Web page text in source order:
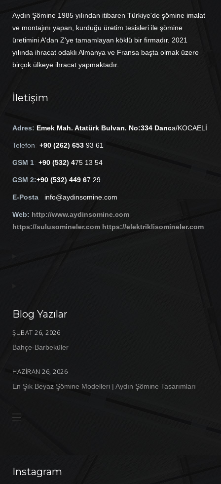
Aydın Şömine 1985 yılından itibaren Türkiye'de şömine imalat
ve montajını yapan, kurduğu üretim tesisleri ile şömine
üretimini A'dan Z'ye tamamlayan köklü bir firmadır. 2021
yılında ihracat odaklı Almanya ve Fransa başta olmak üzere
birçok ülkeye ihracat yapmaktadır.
İletişim
Adres: Emek Mah. Atatürk Bulvarı. No:334 Darıca/KOCAELİ
Telefon +90 (262) 653 93 61
GSM 1 +90 (532) 475 13 54
GSM 2:+90 (532) 449 67 29
E-Posta info@aydinsomine.com
Web: http://www.aydinsomine.com
https://sulusomineler.com https://elektriklisomineler.com
Blog Yazılar
ŞUBAT 26, 2026
Bahçe-Barbeküler
HAZIRAN 26, 2026
En Şık Beyaz Şömine Modelleri | Aydın Şömine Tasarımları
Instagram